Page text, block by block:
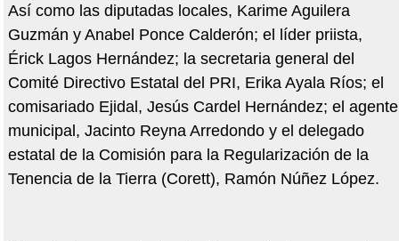
Así como las diputadas locales, Karime Aguilera
Guzmán y Anabel Ponce Calderón; el líder priista,
Érick Lagos Hernández; la secretaria general del
Comité Directivo Estatal del PRI, Erika Ayala Ríos; el
comisariado Ejidal, Jesús Cardel Hernández; el agente
municipal, Jacinto Reyna Arredondo y el delegado
estatal de la Comisión para la Regularización de la
Tenencia de la Tierra (Corett), Ramón Núñez López.